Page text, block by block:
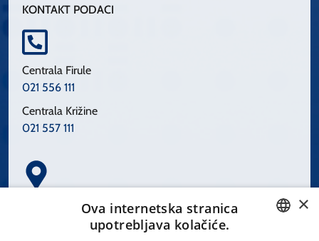
KONTAKT PODACI
Centrala Firule
021 556 111
Centrala Križine
021 557 111
Spinčićeva 1, 21000 Split
×
Ova internetska stranica
upotrebljava kolačiće.